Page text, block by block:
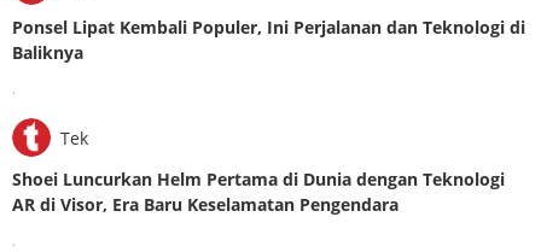
Ponsel Lipat Kembali Populer, Ini Perjalanan dan Teknologi di
Baliknya
.
Tek
Shoei Luncurkan Helm Pertama di Dunia dengan Teknologi
AR di Visor, Era Baru Keselamatan Pengendara
.